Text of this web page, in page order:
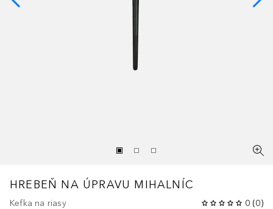
HREBEŇ NA ÚPRAVU MIHALNÍC
Kefka na riasy 0 (0)